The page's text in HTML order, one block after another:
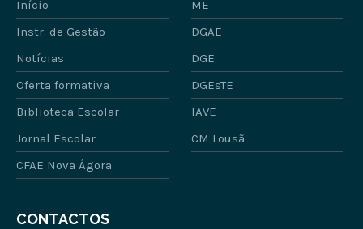
Início
ME
Instr. de Gestão
DGAE
Notícias
DGE
Oferta formativa
DGEsTE
Biblioteca Escolar
IAVE
Jornal Escolar
CM Lousã
CFAE Nova Ágora
CONTACTOS